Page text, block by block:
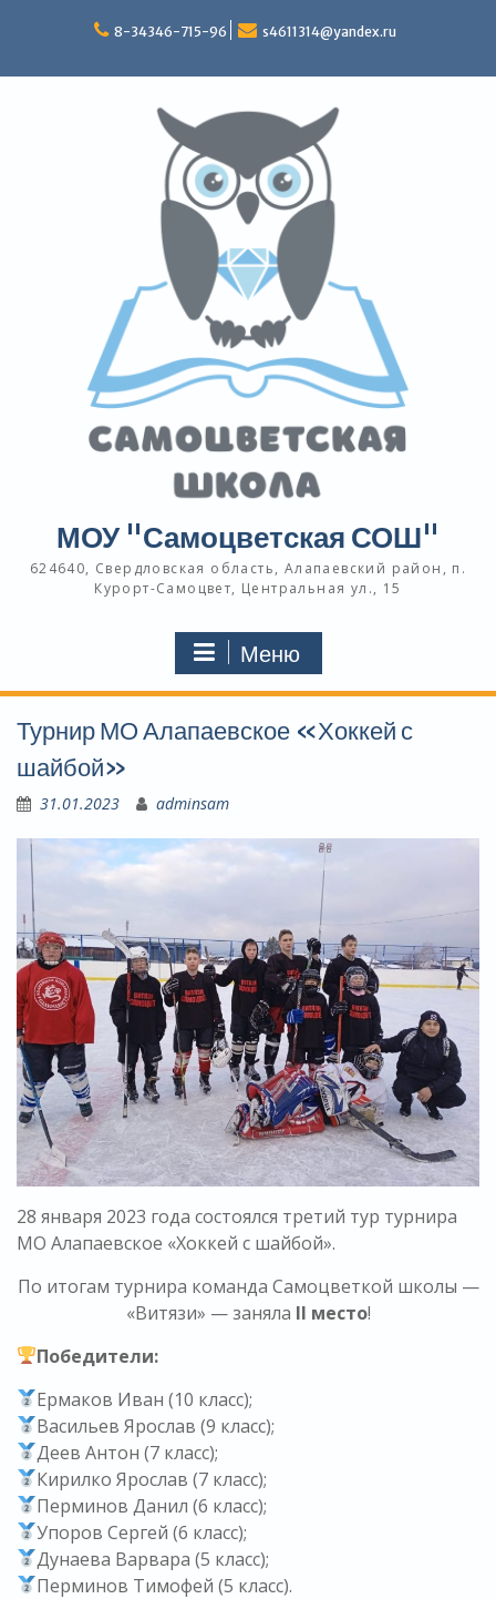
8-34346-715-96 s4611314@yandex.ru
МОУ "Самоцветская СОШ"
624640, Свердловская область, Алапаевский район, п.
Курорт-Самоцвет, Центральная ул., 15
Меню
Турнир МО Алапаевское «Хоккей с
шайбой»
31.01.2023 adminsam
28 января 2023 года состоялся третий тур турнира
МО Алапаевское «Хоккей с шайбой».
По итогам турнира команда Самоцветкой школы —
«Витязи» — заняла II место!
Победители:
Ермаков Иван (10 класс);
Васильев Ярослав (9 класс);
Деев Антон (7 класс);
Кирилко Ярослав (7 класс);
Перминов Данил (6 класс);
Упоров Сергей (6 класс);
Дунаева Варвара (5 класс);
Перминов Тимофей (5 класс).